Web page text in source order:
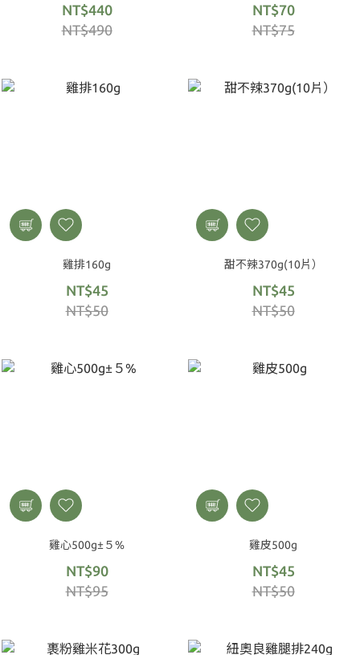
NT$440
NT$490
NT$70
NT$75
雞排160g
NT$45
NT$50
甜不辣370g(10片）
NT$45
NT$50
雞心500g±５%
NT$90
NT$95
雞皮500g
NT$45
NT$50